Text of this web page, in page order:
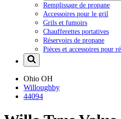
Remplissage de propane
Accessoires pour le gril
Grils et fumoirs
Chaufferettes portatives
Réservoirs de propane
Pièces et accessoires pour
Ohio OH
Willoughby
44094